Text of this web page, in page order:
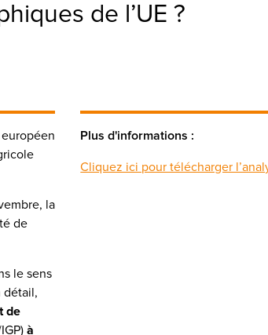
de l’UE ?
la
de
le sens
détail,
de
à
Plus d'informations :
Cliquez ici pour télécharger